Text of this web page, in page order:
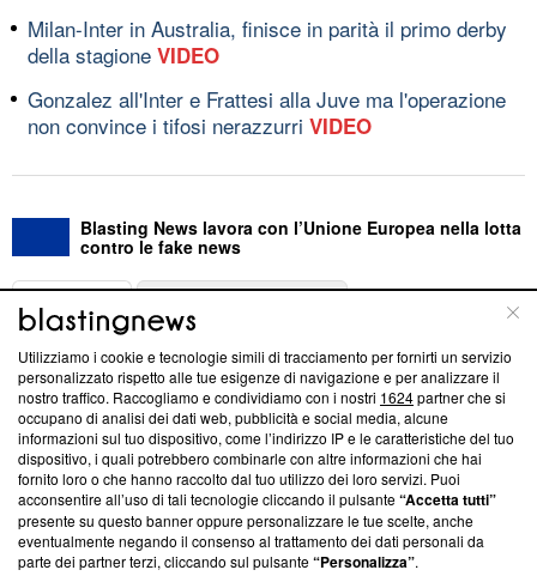
Milan-Inter in Australia, finisce in parità il primo derby
della stagione VIDEO
Gonzalez all'Inter e Frattesi alla Juve ma l'operazione
non convince i tifosi nerazzurri VIDEO
Blasting News lavora con l’Unione Europea nella lotta
contro le fake news
ABOUT
Questa sezione offre informazioni trasparenti su Blasting
News, sui nostri processi editoriali e su come ci impegniamo a
creare news di qualità. Inoltre, afferma la nostra aderenza a
‘Trust Project - News with Integrity’Blasting News non è
ancora membro del programma, ma ha richiesto di farne
parte; Trust Project non ha ancora effettuato una verifica di
conformità agli standard.
Su di noi
Utilizziamo i cookie e tecnologie simili di tracciamento per fornirti un servizio
personalizzato rispetto alle tue esigenze di navigazione e per analizzare il
nostro traffico. Raccogliamo e condividiamo con i nostri 1624partner che si
occupano di analisi dei dati web, pubblicità e social media, alcune
informazioni sul tuo dispositivo, come l’indirizzo IP e le caratteristiche del tuo
dispositivo, i quali potrebbero combinarle con altre informazioni che hai
fornito loro o che hanno raccolto dal tuo utilizzo dei loro servizi. Puoi
acconsentire all’uso di tali tecnologie cliccando il pulsante“Accetta tutti”
presente su questo banner oppure personalizzare le tue scelte, anche
eventualmente negando il consenso al trattamento dei dati personali da
parte dei partner terzi, cliccando sul pulsante“Personalizza”.